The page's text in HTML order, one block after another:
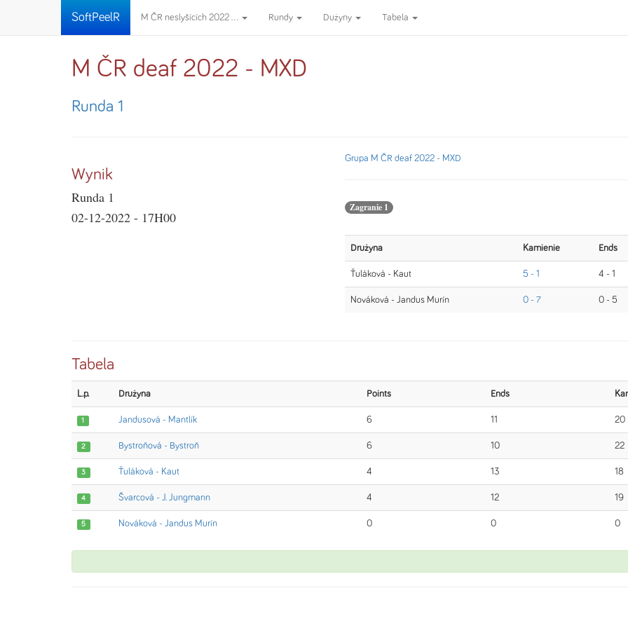
SoftPeelR M ČR neslyšících 2022 ... Rundy Dużyny Tabela
M ČR deaf 2022 - MXD
Runda 1
Wynik
Runda 1
02-12-2022 - 17H00
Grupa M ČR deaf 2022 - MXD
Zagranie 1
Drużyna Kamienie Ends
Ťuláková - Kaut 5 - 1 4 - 1
Nováková - Jandus Murín 0 - 7 0 - 5
Tabela
L.p. Drużyna Points Ends
1 Jandusová - Mantlík 6 11 20
2 Bystroňová - Bystroň 6 10 22
3 Ťuláková - Kaut 4 13 18
4 Švarcová - J. Jungmann 4 12 19
5 Nováková - Jandus Murín 0 0 0